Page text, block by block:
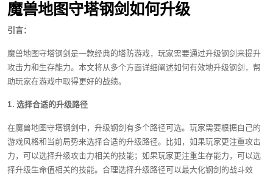
魔兽地图守塔钢剑如何升级
引言：
魔兽地图守塔钢剑是一款经典的塔防游戏，玩家需要通过升级钢剑来提升
攻击力和生存能力。本文将从多个方面详细阐述如何有效地升级钢剑，帮
助玩家在游戏中取得更好的战绩。
1. 选择合适的升级路径
在魔兽地图守塔钢剑中，升级钢剑有多个路径可选。玩家需要根据自己的
游戏风格和当前局势来选择合适的升级路径。比如，如果玩家更注重攻击
力，可以选择升级攻击力相关的技能；如果玩家更注重生存能力，可以选
择升级生命值相关的技能。合理选择升级路径可以最大化钢剑的战斗效